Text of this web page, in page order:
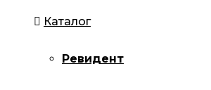
Каталог
Ревидент